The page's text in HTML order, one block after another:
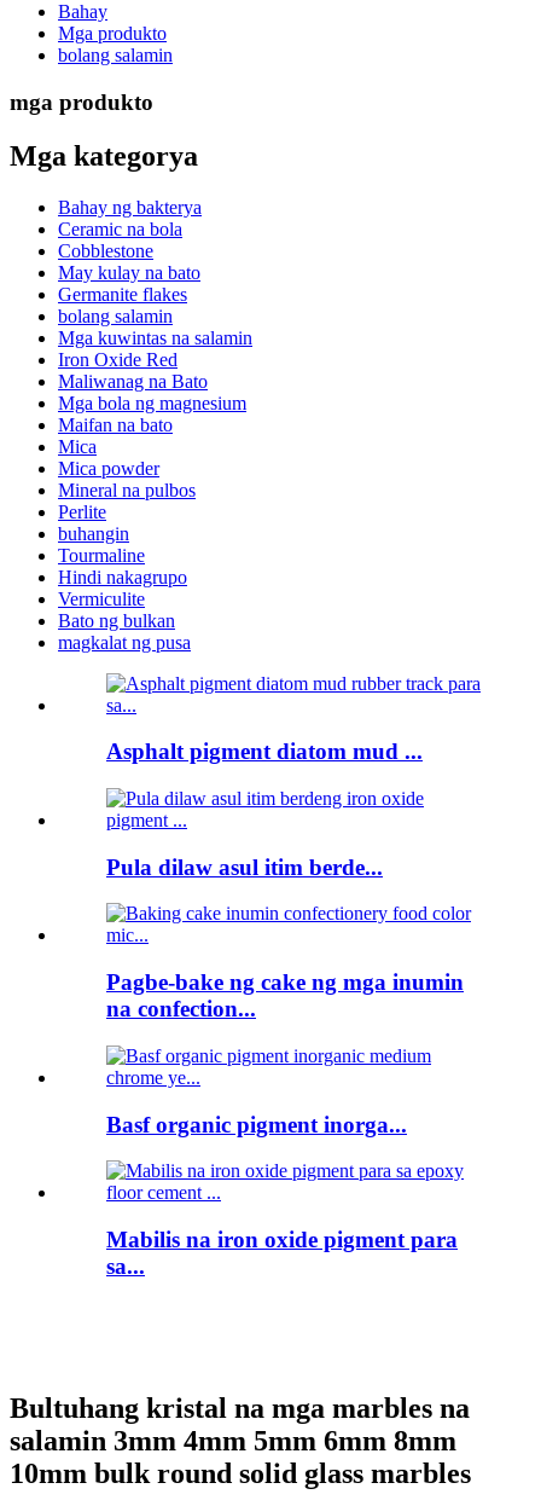
Bahay
Mga produkto
bolang salamin
mga produkto
Mga kategorya
Bahay ng bakterya
Ceramic na bola
Cobblestone
May kulay na bato
Germanite flakes
bolang salamin
Mga kuwintas na salamin
Iron Oxide Red
Maliwanag na Bato
Mga bola ng magnesium
Maifan na bato
Mica
Mica powder
Mineral na pulbos
Perlite
buhangin
Tourmaline
Hindi nakagrupo
Vermiculite
Bato ng bulkan
magkalat ng pusa
Asphalt pigment diatom mud ...
Pula dilaw asul itim berde...
Pagbe-bake ng cake ng mga inumin
na confection...
Basf organic pigment inorga...
Mabilis na iron oxide pigment para
sa...
Bultuhang kristal na mga marbles na
salamin 3mm 4mm 5mm 6mm 8mm
10mm bulk round solid glass marbles